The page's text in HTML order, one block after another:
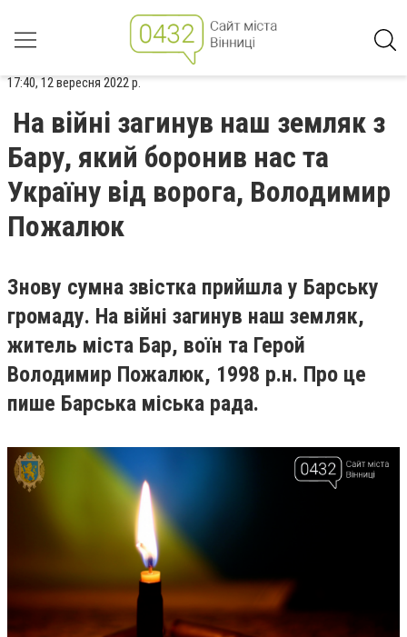
17:40, 12 вересня 2022 р.
На війні загинув наш земляк з
Бару, який боронив нас та
Україну від ворога, Володимир
Пожалюк
Знову сумна звістка прийшла у Барську
громаду. На війні загинув наш земляк,
житель міста Бар, воїн та Герой
Володимир Пожалюк, 1998 р.н. Про це
пише Барська міська рада.